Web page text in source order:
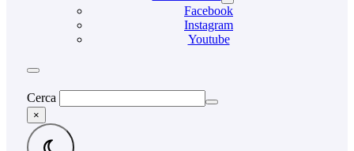
Facebook
Instagram
Youtube
Cerca
×